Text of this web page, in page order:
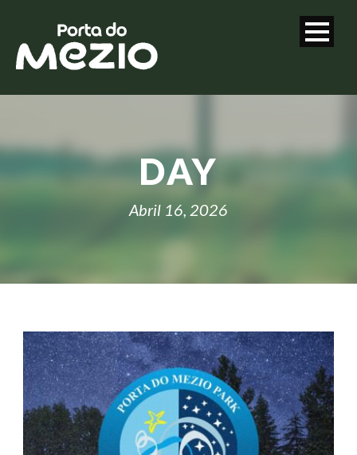
DAY
Abril 16, 2026